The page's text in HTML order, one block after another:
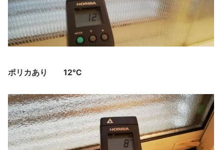
ポリカあり 12℃